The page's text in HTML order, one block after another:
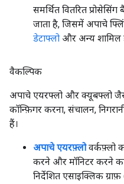
समर्थित वितरित
जाता है, जिसमें अपाचे
डेटाफ्लो और अन्य शामिल
वैकल्पिक
अपाचे एयरफ्लो और क्यूबफ्लो
कॉन्फ़िगर करना, संचालन,
हैं।
अपाचे एयरफ़्लोवर्कफ़्लो
करने और मॉनिटर करने
निर्देशित एसाइक्लिक